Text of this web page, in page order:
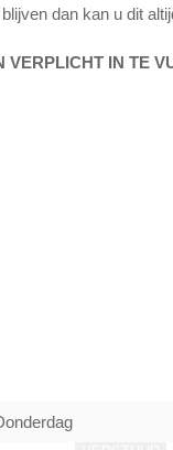
dan kan u dit
VERPLICHT IN TE